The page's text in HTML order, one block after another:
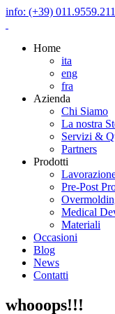
info: (+39) 011.9559.211
Home
ita
eng
fra
Azienda
Chi Siamo
La nostra
Servizi &
Partners
Prodotti
Pre-Post
Medical
Materiali
Occasioni
Blog
News
Contatti
whooops!!!